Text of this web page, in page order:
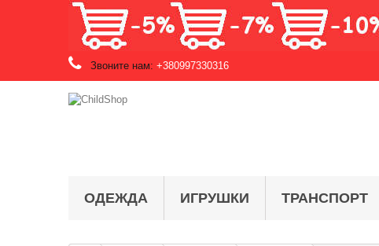
Звоните нам: +380997330316
ОДЕЖДА ИГРУШКИ ТРАНСПОРТ